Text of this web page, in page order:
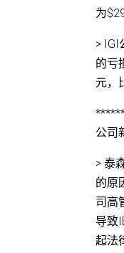
为
> IGI
的亏
元，
公司
> 泰
的原
司高
导致
起法